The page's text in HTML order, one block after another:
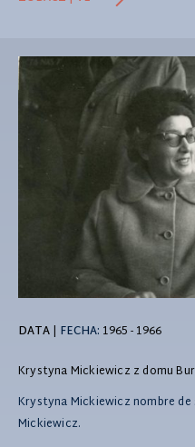
DATA| FECHA: 1965 - 1966
Krystyna Mickiewicz z domu
Krystyna Mickiewicz nombre
Mickiewicz.